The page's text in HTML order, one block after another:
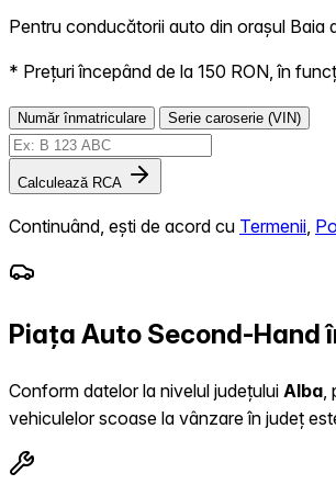
Pentru conducătorii auto din orașul Baia
* Prețuri începând de la 150 RON, în
Număr înmatriculare Serie caroserie (VIN)
Calculează RCA
Continuând, ești de acord cu Termenii
Piața Auto Second-Hand
Conform datelor la nivelul județului Alba
vehiculelor scoase la vânzare în județ